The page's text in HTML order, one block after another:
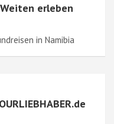
erleben
in Namibia